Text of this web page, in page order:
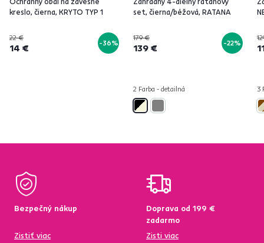
kreslo, čierna, KRYTO TYP 1
22 €
14 € -36%
set, čierna/béžová, RATANA
179 €
139 € -22%
2 Farba - detailná 3
Bezpečný nákup
Zistiť viac
Doprava od 199 €
zadarmo
Zisti viac